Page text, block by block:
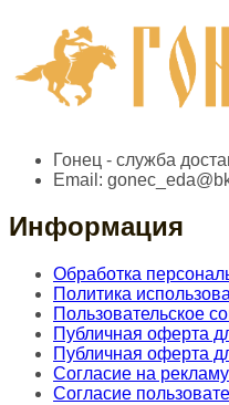
Гонец - служба
Email:
Информация
Обработка
Политика
Пользовательское
Публичная оферта
Публичная оферта
Согласие на
Согласие